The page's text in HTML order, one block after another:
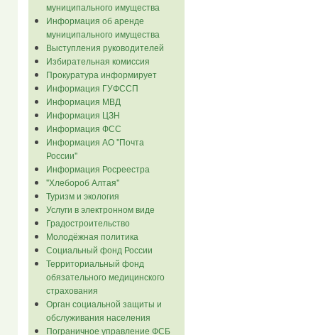
муниципального имущества
Информация об аренде
муниципального имущества
Выступления руководителей
Избирательная комиссия
Прокуратура информирует
Информация ГУФССП
Информация МВД
Информация ЦЗН
Информация ФСС
Информация АО "Почта
России"
Информация Росреестра
"Хлебороб Алтая"
Туризм и экология
Услуги в электронном виде
Градостроительство
Молодёжная политика
Социальный фонд России
Территориальный фонд
обязательного медицинского
страхования
Орган социальной защиты и
обслуживания населения
Пограничное управление ФСБ